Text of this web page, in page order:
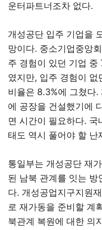
운터파트너조차 없다.
개성공단 입주 기업을
망이다. 중소기업중앙
주 경험이 있던 기업 중
였지만, 입주 경험이 없
비율은 8.3%에 그쳤다
에 공장을 건설했기에
면 시간이 필요하다. 국
태도 역시 풀어야 할 난
통일부는 개성공단 재
된 남북 관계를 잇는 방
다. 개성공업지구지원
로 재가동을 준비할 계
북관계 복원에 대한 의